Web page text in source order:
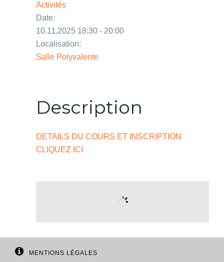
Activités
Date:
10.11.2025 18:30 - 20:00
Localisation:
Salle Polyvalente
Description
DETAILS DU COURS ET INSCRIPTION
CLIQUEZ ICI
MENTIONS LÉGALES